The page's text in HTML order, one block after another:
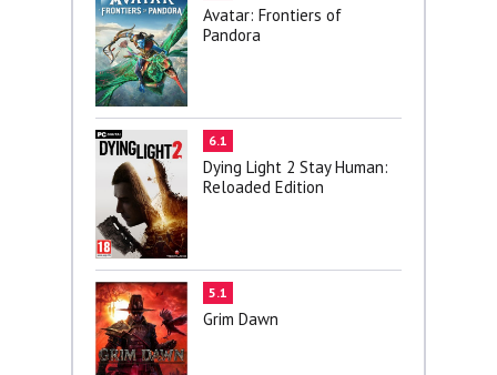
Avatar: Frontiers of
Pandora
6.1
Dying Light 2 Stay Human:
Reloaded Edition
5.1
Grim Dawn